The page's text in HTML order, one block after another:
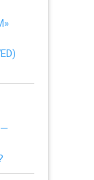
—